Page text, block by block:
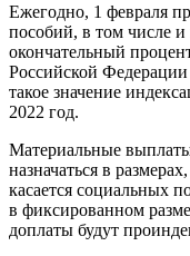
Ежегодно, 1 февраля
пособий, в том числе
окончательный
Российской
такое значение
2022 год.
Материальные выплаты
назначаться в
касается социальных
в фиксированном
доплаты будут